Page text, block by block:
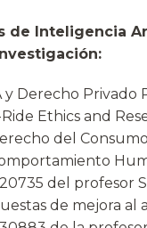
de Inteligencia
Derecho Privado
Ethics and
del
del profesor
de mejora al